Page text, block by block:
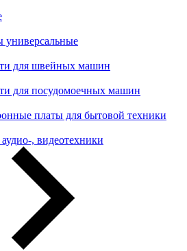
универсальные
для швейных машин
для посудомоечных машин
платы для бытовой техники
, видеотехники